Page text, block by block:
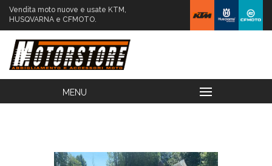
Vendita moto nuove e usate KTM,
HUSQVARNA e CFMOTO.